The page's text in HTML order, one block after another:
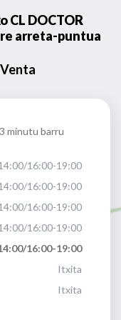
CL DOCTOR
arreta-puntua
minutu barru
16:00-19:00
16:00-19:00
16:00-19:00
16:00-19:00
16:00-19:00
Itxita
Itxita